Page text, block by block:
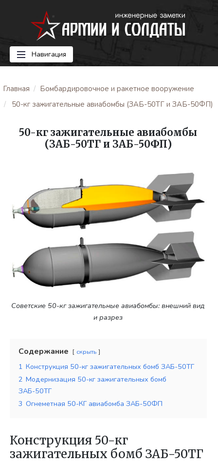
Навигация
Главная
Бомбардировочное и ракетное вооружение
50-кг зажигательные авиабомбы (ЗАБ-50ТГ и ЗАБ-50ФП)
50-кг зажигательные авиабомбы
(ЗАБ-50ТГ и ЗАБ-50ФП)
Советские 50-кг зажигательные авиабомбы: внешний вид
и разрез
Содержание скрыть
1 Конструкция 50-кг зажигательных бомб ЗАБ-50ТГ
2 Модернизация 50-кг зажигательных бомб
ЗАБ-50ТГ
3 Огнеметная 50-КГ авиабомба ЗАБ-50ФП
Конструкция 50-кг
зажигательных бомб ЗАБ-50ТГ